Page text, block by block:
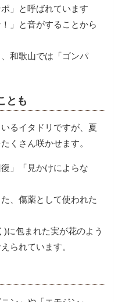
」と呼ばれています
」と音がすることから
和歌山では「ゴンパ
とも
るイタドリですが、夏
くさん咲かせます。
」「見かけによらな
、傷薬として使われた
)に包まれた実が花のよう
られています。